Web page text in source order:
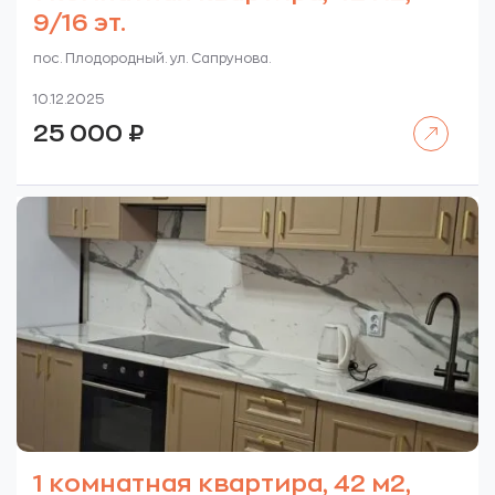
9/16 эт.
пос. Плодородный. ул. Сапрунова.
10.12.2025
25 000 ₽
1 комнатная квартира, 42 м2,